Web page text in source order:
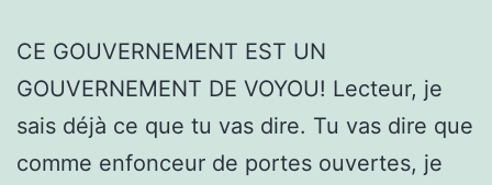
CE GOUVERNEMENT EST UN
GOUVERNEMENT DE VOYOU! Lecteur, je
sais déjà ce que tu vas dire. Tu vas dire que
comme enfonceur de portes ouvertes, je